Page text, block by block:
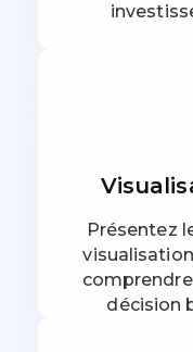
Présentez
décision